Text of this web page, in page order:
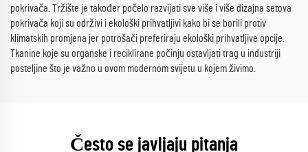
pokrivača. Tržište je također počelo razvijati sve više i više dizajna setova
pokrivača koji su održivi i ekološki prihvatljivi kako bi se borili protiv
klimatskih promjena jer potrošači preferiraju ekološki prihvatljive opcije.
Tkanine koje su organske i reciklirane počinju ostavljati trag u industriji
posteljine što je važno u ovom modernom svijetu u kojem živimo.
Često se javljaju pitanja